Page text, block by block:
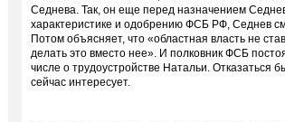
Седнева. Так, он еще перед назначением
характеристике и одобрению ФСБ РФ, Седнев
Потом объясняет, что «областная власть не
делать это вместо нее». И полковник ФСБ
числе о трудоустройстве Натальи. Отказаться
сейчас интересует.